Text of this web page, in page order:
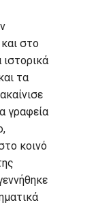
και στο
τα
γραφεία
κοινό